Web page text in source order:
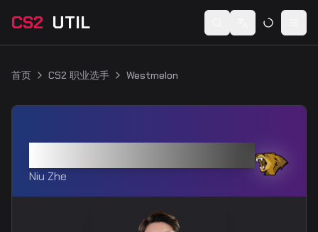
CS2 UTIL Switch language
首页 CS2 职业选手 Westmelon
Niu Zhe